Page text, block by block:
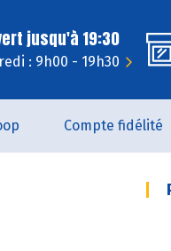
jusqu'à 19:30
: 9h00 - 19h30
Compte fidélité